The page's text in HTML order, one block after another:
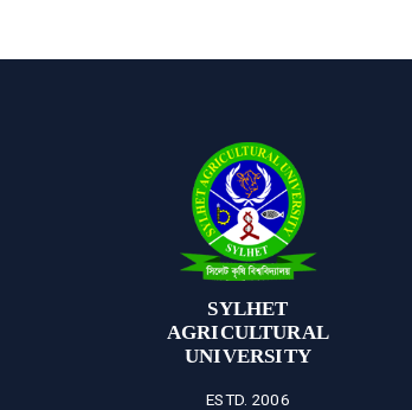
SYLHET
AGRICULTURAL
UNIVERSITY
ESTD. 2006